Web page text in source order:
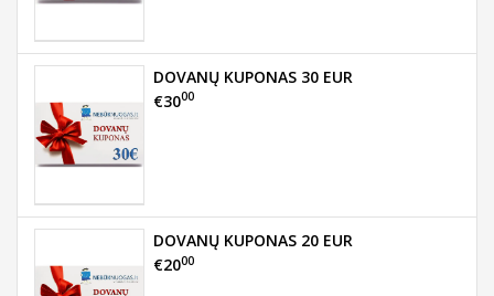
DOVANŲ KUPONAS 30 EUR
€3000
DOVANŲ KUPONAS 20 EUR
€2000